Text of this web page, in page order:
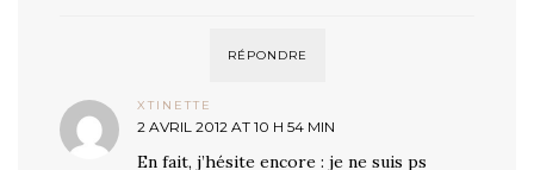
RÉPONDRE
XTINETTE
2 AVRIL 2012 AT 10 H 54 MIN
En fait, j’hésite encore : je ne suis ps